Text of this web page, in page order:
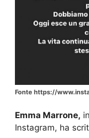
Fonte https://
Emma Marrone,
Instagram, ha